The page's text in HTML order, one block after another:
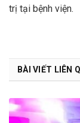
trị tại bệnh viện.
BÀI VIẾT LIÊN